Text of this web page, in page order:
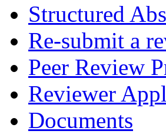
Structured
Re-submit a
Peer Review
Reviewer
Documents